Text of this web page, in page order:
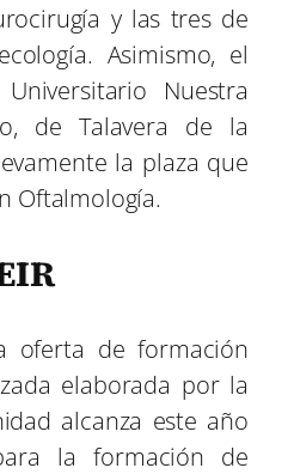
y las tres de
Asimismo, el
Nuestra
de Talavera de la
la plaza que
Oftalmología.
oferta de formación
elaborada por la
alcanza este año
la formación de